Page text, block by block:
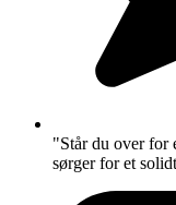
"Står du over for
sørger for et